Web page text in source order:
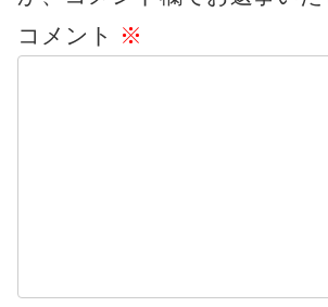
コメント
※